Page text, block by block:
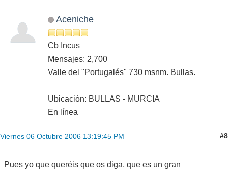
Aceniche
Cb Incus
Mensajes: 2,700
Valle del "Portugalés" 730 msnm. Bullas.
Ubicación: BULLAS - MURCIA
En línea
Viernes 06 Octubre 2006 13:19:45 PM #8
Pues yo que queréis que os diga, que es un gran